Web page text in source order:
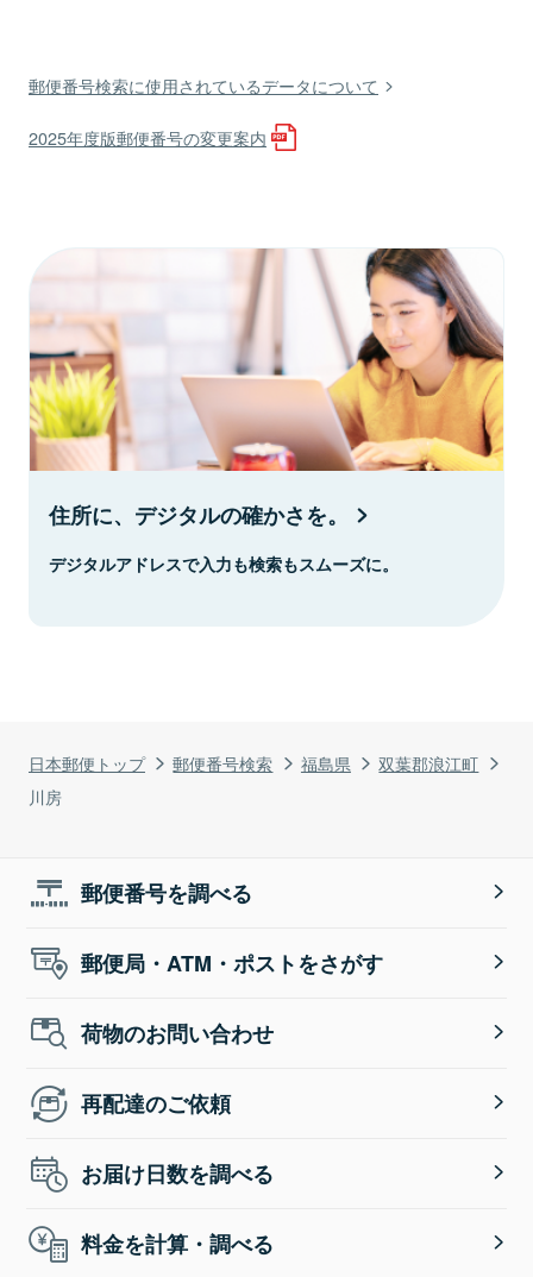
日本郵便トップ 郵便番号検索 福島県
双葉郡浪江町
川房
郵便番号検索に使用されているデータについて
2025年度版郵便番号の変更案内
住所に、デジタルの確かさを。
デジタルアドレスで入力も検索もスムーズに。
郵便番号を調べる
郵便局・ATM・ポストをさがす
荷物のお問い合わせ
再配達のご依頼
お届け日数を調べる
料金を計算・調べる